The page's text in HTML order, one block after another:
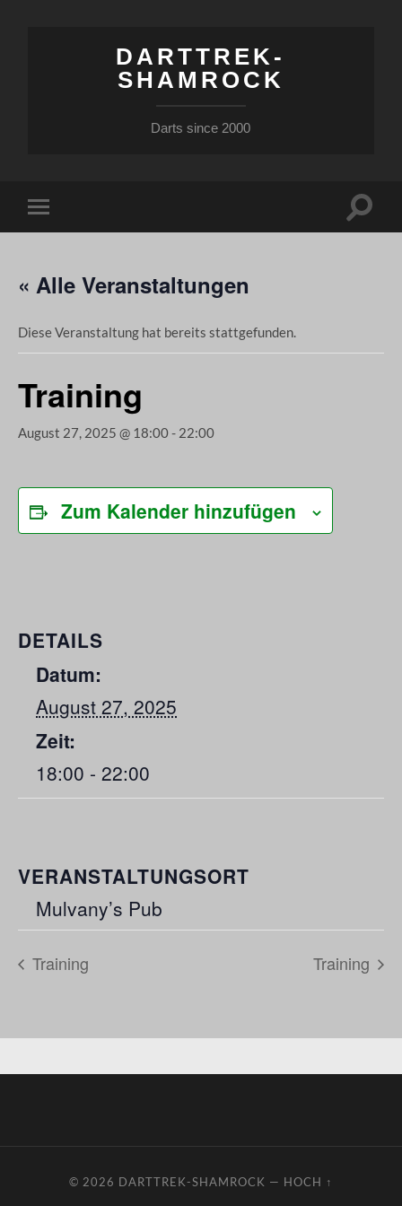
DARTTREK-
SHAMROCK
Darts since 2000
Mobile-
Menü
« Alle Veranstaltungen
Diese Veranstaltung hat bereits stattgefunden.
Training
August 27, 2025 @ 18:00- 22:00
Zum Kalender hinzufügen
DETAILS
Datum:
August 27, 2025
Zeit:
18:00 - 22:00
VERANSTALTUNGSORT
Mulvany’s Pub
Training Training
© 2026 DARTTREK-SHAMROCK — HOCH ↑